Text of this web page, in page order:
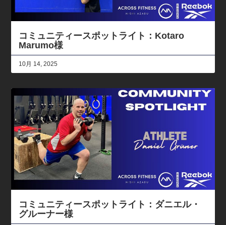
コミュニティースポットライト：Kotaro
Marumo様
10月 14, 2025
コミュニティースポットライト：ダニエル・
グルーナー様